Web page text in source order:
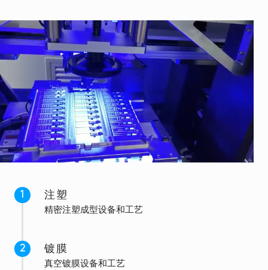
BATCH
NEWS
PERSONNEL
CONTACT
US
CN
注塑
精密注塑成型设备和工艺
镀膜
真空镀膜设备和工艺